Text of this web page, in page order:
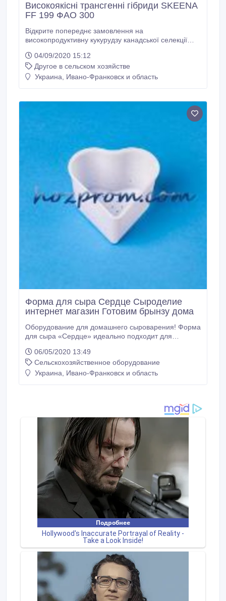
Високоякісні трансгенні гібриди SKEENA
FF 199 ФАО 300
Відкрите попереднє замовлення на
високопродуктивну кукурудзу канадської селекції
250. ВІДМІННІ ОСОБЛИВОСТІ: - Відрізняються
підвищеною посухостійкістю для кукурудзи + 62 С0.
- Характеризуються стійкістю до абіотичних стресів,
04/09/2020 15:12
Другое в сельском хозяйстве
Украина, Ивано-Франковск и область
Форма для сыра Сердце Сыроделие
интернет магазин Готовим брынзу дома
Оборудование для домашнего сыроварения! Форма
для сыра «Сердце» идеально подходит для
Производится в Украине из пищевого полиэтилена
низкого давления. Без запаха. Диаметр 100 мм.,
высота 65 мм., ширина 105 мм. Выход продукции 0,
06/05/2020 13:49
Сельскохозяйственное оборудование
Украина, Ивано-Франковск и область